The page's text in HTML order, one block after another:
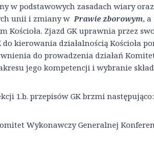
w podstawowych zasadach wiary
unii i zmiany wPrawie zborowym,
Kościoła. Zjazd GK uprawnia przez
do kierowania działalnością Kościoła
do prowadzenia działań
jego kompetencji i wybranie
1.b. przepisów GK brzmi następująco:
Wykonawczy Generalnej